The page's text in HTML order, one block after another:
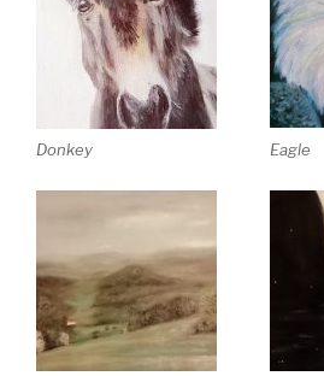
Donkey Eagle